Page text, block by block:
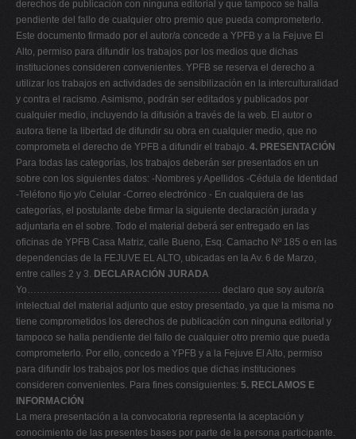
derechos de publicación con ninguna editorial y que tampoco se halla
pendiente del fallo de cualquier otro premio que pueda comprometerlo.
Este documento firmado por el autor/a concede a YPFB y a la Fejuve El
Alto, permiso para difundir los trabajos por los medios que dichas
instituciones consideren convenientes. YPFB se reserva el derecho a
utilizar los trabajos en actividades de sensibilización en la interculturalidad
y contra el racismo. Asimismo, podrán ser editados y publicados por
cualquier medio, incluyendo la difusión a través de la web. El autor o
autora tiene la libertad de difundir su obra en cualquier medio, que no
comprometa el derecho de YPFB a difundir el trabajo. 4. PRESENTACIÓN
Para todas las categorías, los trabajos deberán ser presentados en un
sobre con los siguientes datos: -Nombres y Apellidos -Cédula de Identidad
-Teléfono fijo y/o Celular -Correo electrónico - En cualquiera de las
categorías, el postulante debe firmar la siguiente declaración jurada y
adjuntarla en el sobre. Todo el material deberá ser entregado en las
oficinas de YPFB Casa Matriz, calle Bueno, Esq. Camacho Nº 185 o en las
dependencias de la FEJUVE EL ALTO, ubicadas en la Av. 6 de Marzo,
entre calles 2 y 3. DECLARACIÓN JURADA
Yo……………………………………………………. declaro que soy autor/a
intelectual del material adjunto que estoy presentado, ya que la misma no
tiene comprometidos los derechos de publicación con ninguna editorial y
tampoco se halla pendiente del fallo de cualquier otro premio que pueda
comprometerlo. Por ello, concedo a YPFB y a la Fejuve El Alto, permiso
para difundir los trabajos por los medios que dichas instituciones
consideren convenientes. Para fines consiguientes: 5. RECLAMOS E
INFORMACIÓN
La mera presentación a la convocatoria representa la aceptación y
conocimiento de las presentes bases por parte de la persona participante.